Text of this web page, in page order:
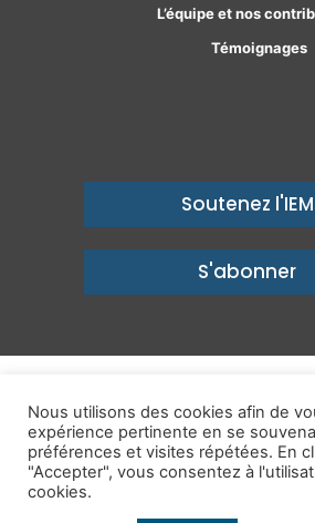
L’équipe et nos
Témoignages
Soutenez l'IEM
S'abonner
un avenir prospère
Mentions légales-Politique de
Publications
Nous utilisons des cookies afin de
expérience pertinente en se
préférences et visites répétées. En
"Accepter", vous consentez à
cookies.